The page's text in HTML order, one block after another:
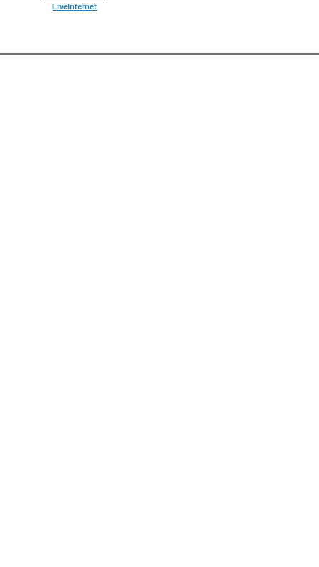
LiveInternet